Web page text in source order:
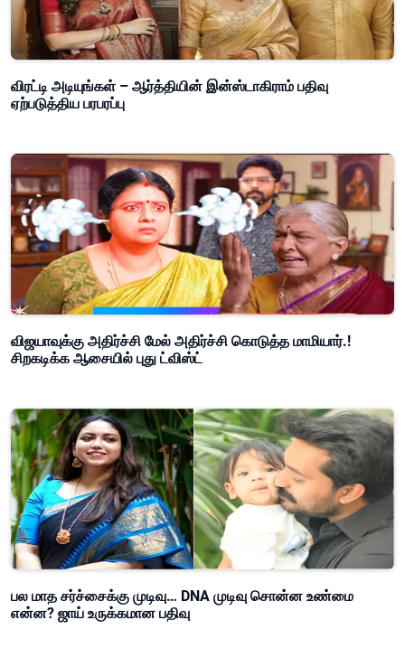
விரட்டி அடியுங்கள் – ஆர்த்தியின் இன்ஸ்டாகிராம் பதிவு
ஏற்படுத்திய பரபரப்பு
விஜயாவுக்கு அதிர்ச்சி மேல் அதிர்ச்சி கொடுத்த மாமியார்.!
சிறகடிக்க ஆசையில் புது ட்விஸ்ட்
பல மாத சர்ச்சைக்கு முடிவு… DNA முடிவு சொன்ன உண்மை
என்ன? ஜாய் உருக்கமான பதிவு